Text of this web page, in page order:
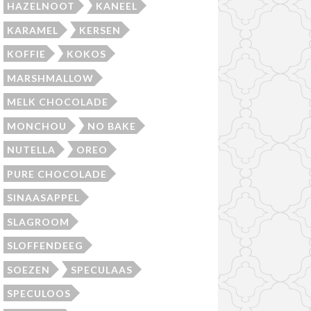
HAZELNOOT KANEEL
KARAMEL KERSEN
KOFFIE KOKOS
MARSHMALLOW
MELK CHOCOLADE
MONCHOU NO BAKE
NUTELLA OREO
PURE CHOCOLADE
SINAASAPPEL
SLAGROOM
SLOFFENDEEG
SOEZEN SPECULAAS
SPECULOOS